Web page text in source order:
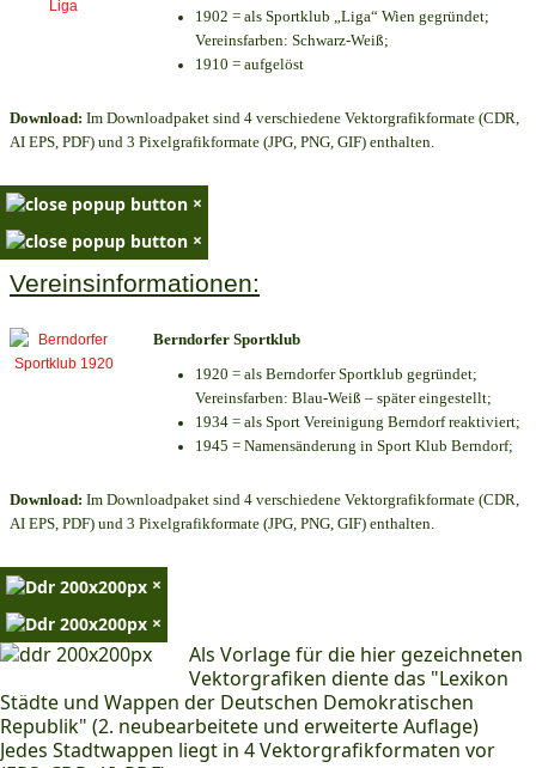
1902 = als Sportklub „Liga“ Wien gegründet;
Vereinsfarben: Schwarz-Weiß;
1910 = aufgelöst
Download: Im Downloadpaket sind 4 verschiedene Vektorgrafikformate (CDR,
AI EPS, PDF) und 3 Pixelgrafikformate (JPG, PNG, GIF) enthalten.
×
×
Vereinsinformationen:
Berndorfer Sportklub
1920 = als Berndorfer Sportklub gegründet;
Vereinsfarben: Blau-Weiß – später eingestellt;
1934 = als Sport Vereinigung Berndorf reaktiviert;
1945 = Namensänderung in Sport Klub Berndorf;
Download: Im Downloadpaket sind 4 verschiedene Vektorgrafikformate (CDR,
AI EPS, PDF) und 3 Pixelgrafikformate (JPG, PNG, GIF) enthalten.
×
×
Als Vorlage für die hier gezeichneten
Vektorgrafiken diente das "Lexikon
Städte und Wappen der Deutschen Demokratischen
Republik" (2. neubearbeitete und erweiterte Auflage)
Jedes Stadtwappen liegt in 4 Vektorgrafikformaten vor